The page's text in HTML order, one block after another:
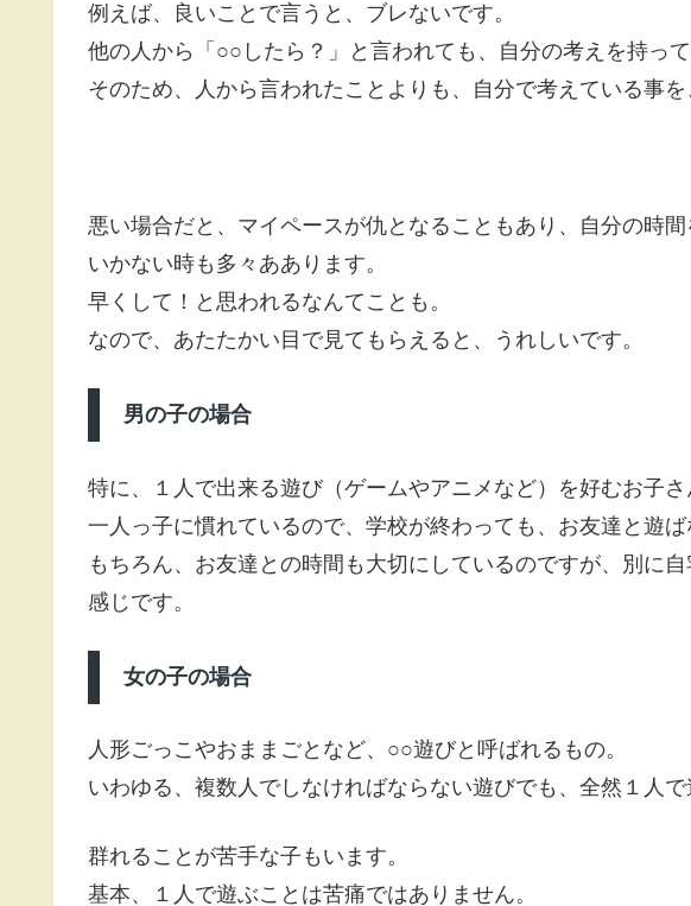
例えば、良いことで言うと、ブレないです。
他の人から「○○したら？」と言われても、自分の考えを持って
そのため、人から言われたことよりも、自分で考えている事を
悪い場合だと、マイペースが仇となることもあり、自分の時
いかない時も多々ああります。
早くして！と思われるなんてことも。
なので、あたたかい目で見てもらえると、うれしいです。
男の子の場合
特に、１人で出来る遊び（ゲームやアニメなど）を好むお子さ
一人っ子に慣れているので、学校が終わっても、お友達と遊ば
もちろん、お友達との時間も大切にしているのですが、別に
感じです。
女の子の場合
人形ごっこやおままごとなど、○○遊びと呼ばれるもの。
いわゆる、複数人でしなければならない遊びでも、全然１人で
群れることが苦手な子もいます。
基本、１人で遊ぶことは苦痛ではありません。